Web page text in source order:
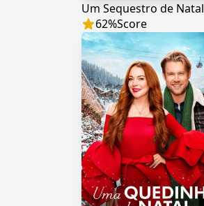
Um Sequestro de Natal
62%Score